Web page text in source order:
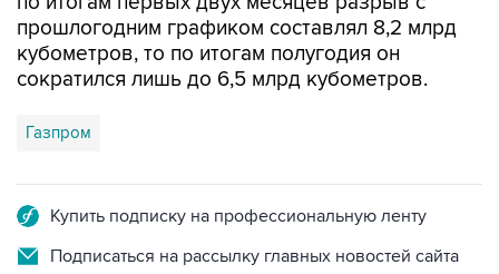
прошлогодним графиком составлял 8,2 млрд
кубометров, то по итогам полугодия он
сократился лишь до 6,5 млрд кубометров.
Газпром
Купить подписку на профессиональную ленту
Подписаться на рассылку главных новостей сайта